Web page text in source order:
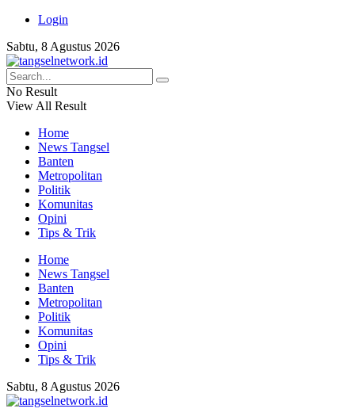
Login
Sabtu, 8 Agustus 2026
No Result
View All Result
Home
News Tangsel
Banten
Metropolitan
Politik
Komunitas
Opini
Tips & Trik
Home
News Tangsel
Banten
Metropolitan
Politik
Komunitas
Opini
Tips & Trik
Sabtu, 8 Agustus 2026